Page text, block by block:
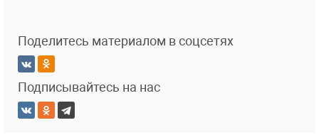
Поделитесь материалом в соцсетях
Подписывайтесь на нас